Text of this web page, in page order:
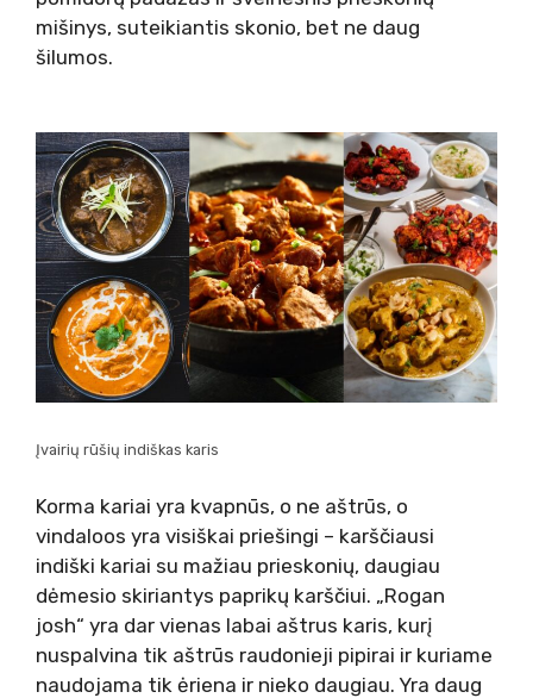
mišinys, suteikiantis skonio, bet ne daug
šilumos.
Įvairių rūšių indiškas karis
Korma kariai yra kvapnūs, o ne aštrūs, o
vindaloos yra visiškai priešingi – karščiausi
indiški kariai su mažiau prieskonių, daugiau
dėmesio skiriantys paprikų karščiui. „Rogan
josh“ yra dar vienas labai aštrus karis, kurį
nuspalvina tik aštrūs raudonieji pipirai ir kuriame
naudojama tik ėriena ir nieko daugiau. Yra daug